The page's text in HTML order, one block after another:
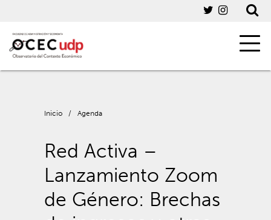
Inicio / Agenda
Red Activa –
Lanzamiento Zoom
de Género: Brechas